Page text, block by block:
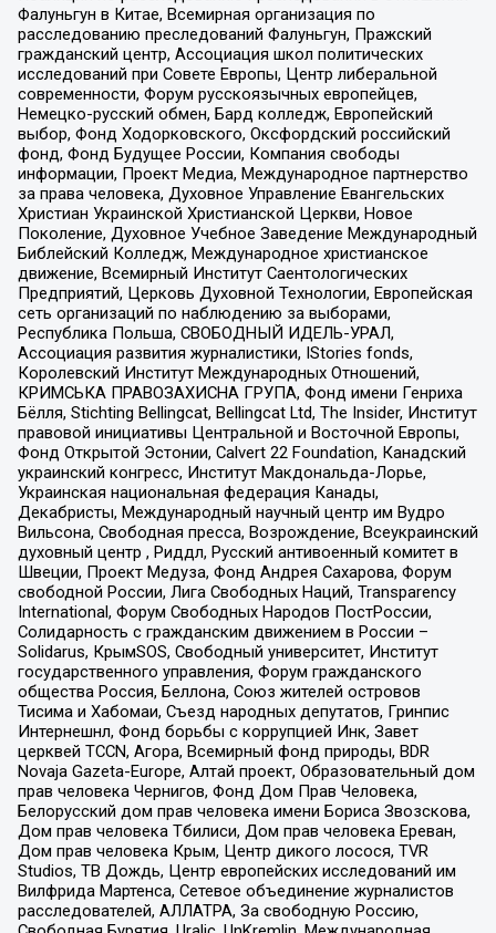
Фалуньгун в Китае, Всемирная организация по
расследованию преследований Фалуньгун, Пражский
гражданский центр, Ассоциация школ политических
исследований при Совете Европы, Центр либеральной
современности, Форум русскоязычных европейцев,
Немецко-русский обмен, Бард колледж, Европейский
выбор, Фонд Ходорковского, Оксфордский российский
фонд, Фонд Будущее России, Компания свободы
информации, Проект Медиа, Международное партнерство
за права человека, Духовное Управление Евангельских
Христиан Украинской Христианской Церкви, Новое
Поколение, Духовное Учебное Заведение Международный
Библейский Колледж, Международное христианское
движение, Всемирный Институт Саентологических
Предприятий, Церковь Духовной Технологии, Европейская
сеть организаций по наблюдению за выборами,
Республика Польша, СВОБОДНЫЙ ИДЕЛЬ-УРАЛ,
Ассоциация развития журналистики, IStories fonds,
Королевский Институт Международных Отношений,
КРИМСЬКА ПРАВОЗАХИСНА ГРУПА, Фонд имени Генриха
Бёлля, Stichting Bellingcat, Bellingcat Ltd, The Insider, Институт
правовой инициативы Центральной и Восточной Европы,
Фонд Открытой Эстонии, Calvert 22 Foundation, Канадский
украинский конгресс, Институт Макдональда-Лорье,
Украинская национальная федерация Канады,
Декабристы, Международный научный центр им Вудро
Вильсона, Свободная пресса, Возрождение, Всеукраинский
духовный центр , Риддл, Русский антивоенный комитет в
Швеции, Проект Медуза, Фонд Андрея Сахарова, Форум
свободной России, Лига Свободных Наций, Transparеncy
International, Форум Свободных Народов ПостРоссии,
Солидарность с гражданским движением в России –
Solidarus, КрымSOS, Свободный университет, Институт
государственного управления, Форум гражданского
общества Россия, Беллона, Союз жителей островов
Тисима и Хабомаи, Съезд народных депутатов, Гринпис
Интернешнл, Фонд борьбы с коррупцией Инк, Завет
церквей TCCN, Агора, Всемирный фонд природы, BDR
Novaja Gazeta-Europe, Алтай проект, Образовательный дом
прав человека Чернигов, Фонд Дом Прав Человека,
Белорусский дом прав человека имени Бориса Звозскова,
Дом прав человека Тбилиси, Дом прав человека Ереван,
Дом прав человека Крым, Центр дикого лосося, TVR
Studios, ТВ Дождь, Центр европейских исследований им
Вилфрида Мартенса, Сетевое объединение журналистов
расследователей, АЛЛАТРА, За свободную Россию,